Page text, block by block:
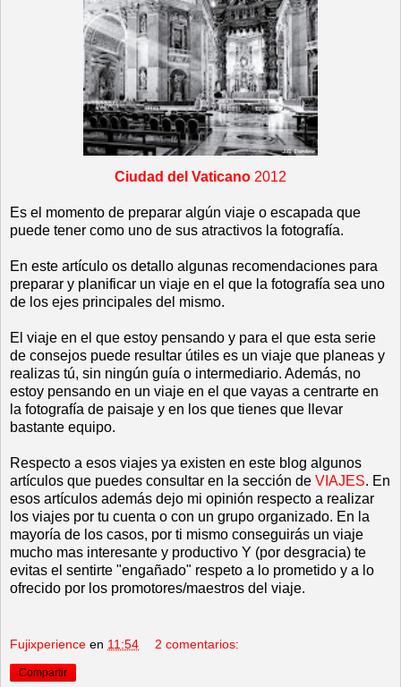
Ciudad del Vaticano 2012
Es el momento de preparar algún viaje o escapada que
puede tener como uno de sus atractivos la fotografía.
En este artículo os detallo algunas recomendaciones para
preparar y planificar un viaje en el que la fotografía sea uno
de los ejes principales del mismo.
El viaje en el que estoy pensando y para el que esta serie
de consejos puede resultar útiles es un viaje que planeas y
realizas tú, sin ningún guía o intermediario. Además, no
estoy pensando en un viaje en el que vayas a centrarte en
la fotografía de paisaje y en los que tienes que llevar
bastante equipo.
Respecto a esos viajes ya existen en este blog algunos
artículos que puedes consultar en la sección de VIAJES. En
esos artículos además dejo mi opinión respecto a realizar
los viajes por tu cuenta o con un grupo organizado. En la
mayoría de los casos, por ti mismo conseguirás un viaje
mucho mas interesante y productivo Y (por desgracia) te
evitas el sentirte "engañado" respeto a lo prometido y a lo
ofrecido por los promotores/maestros del viaje.
Fujixperience en 11:54 2 comentarios:
Compartir